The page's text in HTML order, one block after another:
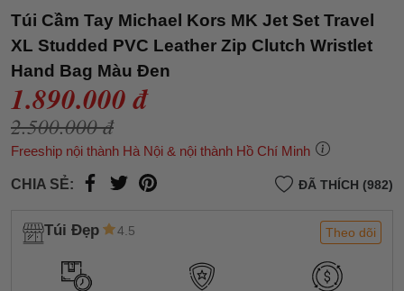
Túi Cầm Tay Michael Kors MK Jet Set Travel
XL Studded PVC Leather Zip Clutch Wristlet
Hand Bag Màu Đen
1.890.000 đ
2.500.000 đ
Freeship nội thành Hà Nội & nội thành Hồ Chí Minh
CHIA SẺ: ĐÃ THÍCH (982)
Túi Đẹp 4.5 Theo dõi